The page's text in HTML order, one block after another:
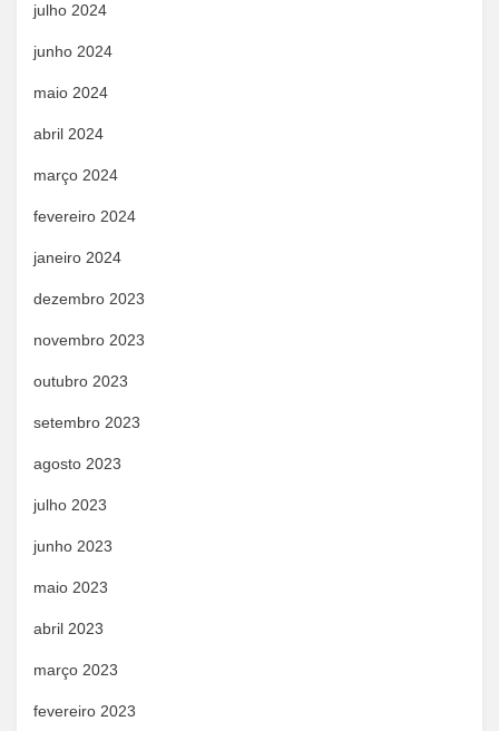
julho 2024
junho 2024
maio 2024
abril 2024
março 2024
fevereiro 2024
janeiro 2024
dezembro 2023
novembro 2023
outubro 2023
setembro 2023
agosto 2023
julho 2023
junho 2023
maio 2023
abril 2023
março 2023
fevereiro 2023